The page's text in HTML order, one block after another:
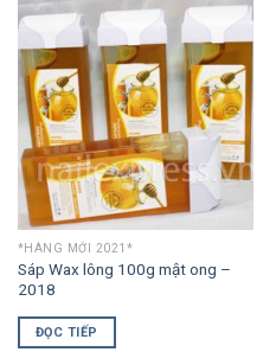
*HÀNG MỚI 2021*
Sáp Wax lông 100g mật ong –
2018
ĐỌC TIẾP